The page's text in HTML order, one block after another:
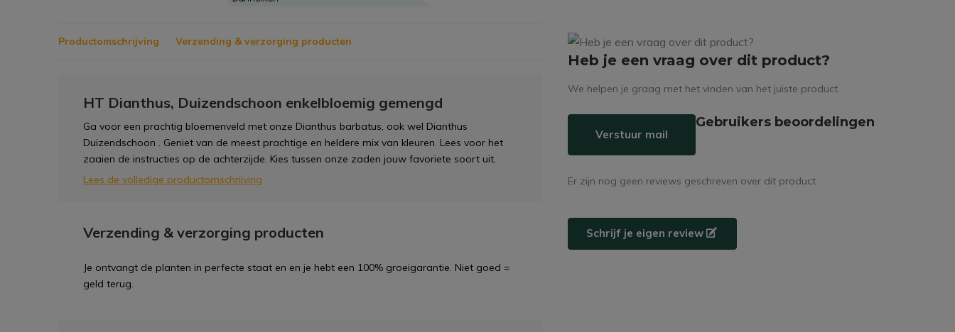
Productomschrijving Verzending & verzorging producten
HT Dianthus, Duizendschoon enkelbloemig gemengd
Ga voor een prachtig bloemenveld met onze Dianthus barbatus, ook wel Dianthus
Duizendschoon . Geniet van de meest prachtige en heldere mix van kleuren. Lees voor het
zaaien de instructies op de achterzijde. Kies tussen onze zaden jouw favoriete soort uit.
Lees de volledige productomschrijving
Verzending & verzorging producten
Je ontvangt de planten in perfecte staat en en je hebt een 100% groeigarantie. Niet goed =
geld terug.
Heb je een vraag over dit product?
We helpen je graag met het vinden van het juiste product.
Verstuur mail
Gebruikers beoordelingen
Er zijn nog geen reviews geschreven over dit product.
Schrijf je eigen review